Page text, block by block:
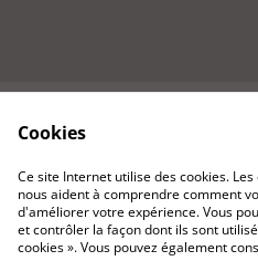
Politique de
confidentialité
Cookies
Ce site Internet utilise des cookies.
nous aident à comprendre comment
d'améliorer votre expérience. Vous
et contrôler la façon dont ils sont
cookies ». Vous pouvez également